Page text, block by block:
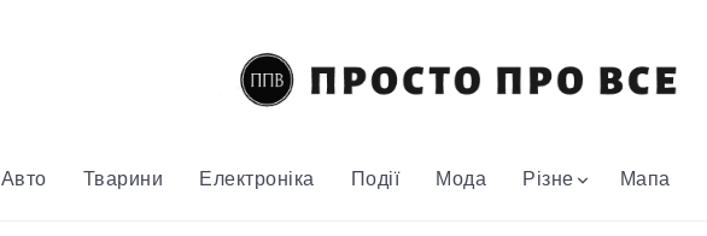
Авто Тварини Електроніка Події Мода Різне Мапа